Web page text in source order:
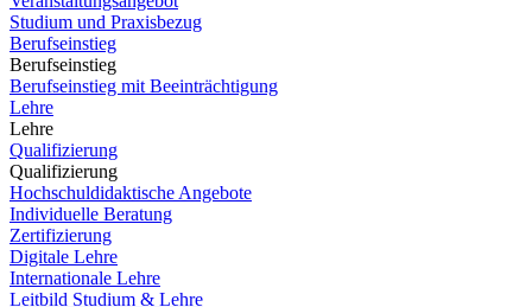
Studium und Praxisbezug
Berufseinstieg
Berufseinstieg
Berufseinstieg mit Beeinträchtigung
Lehre
Lehre
Qualifizierung
Qualifizierung
Hochschuldidaktische Angebote
Individuelle Beratung
Zertifizierung
Digitale Lehre
Internationale Lehre
Leitbild Studium & Lehre